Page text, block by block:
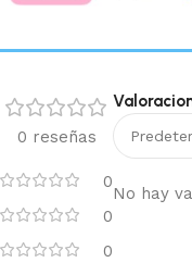
0 reseñas
0
0
0
No hay